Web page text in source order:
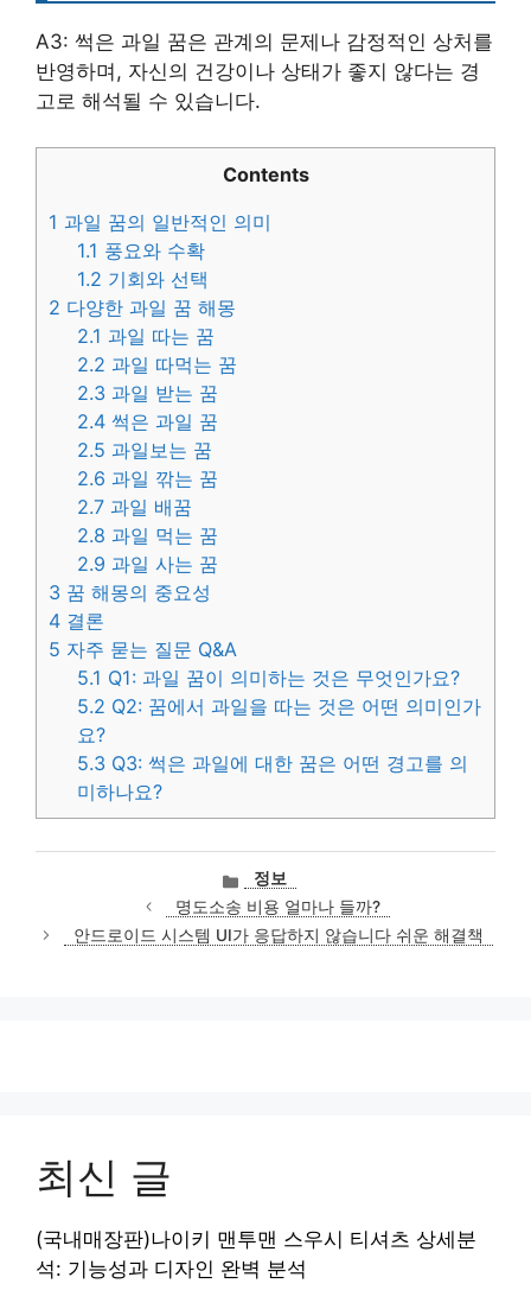
A3: 썩은 과일 꿈은 관계의 문제나 감정적인 상처를
반영하며, 자신의 건강이나 상태가 좋지 않다는 경
고로 해석될 수 있습니다.
Contents
1 과일 꿈의 일반적인 의미
1.1 풍요와 수확
1.2 기회와 선택
2 다양한 과일 꿈 해몽
2.1 과일 따는 꿈
2.2 과일 따먹는 꿈
2.3 과일 받는 꿈
2.4 썩은 과일 꿈
2.5 과일보는 꿈
2.6 과일 깎는 꿈
2.7 과일 배꿈
2.8 과일 먹는 꿈
2.9 과일 사는 꿈
3 꿈 해몽의 중요성
4 결론
5 자주 묻는 질문 Q&A
5.1 Q1: 과일 꿈이 의미하는 것은 무엇인가요?
5.2 Q2: 꿈에서 과일을 따는 것은 어떤 의미인가
요?
5.3 Q3: 썩은 과일에 대한 꿈은 어떤 경고를 의
미하나요?
카
테
고
리
정보
명도소송 비용 얼마나 들까?
안드로이드 시스템 UI가 응답하지 않습니다 쉬운 해결책
최신 글
(국내매장판)나이키 맨투맨 스우시 티셔츠 상세분
석: 기능성과 디자인 완벽 분석